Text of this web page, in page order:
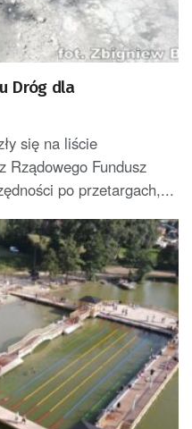
Dróg dla
się na liście
Rządowego Fundusz
po przetargach,...